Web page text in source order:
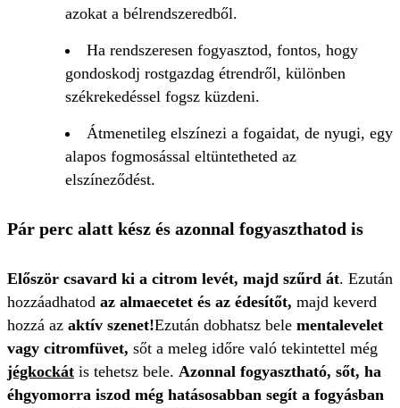
azokat a bélrendszeredből.
Ha rendszeresen fogyasztod, fontos, hogy
gondoskodj rostgazdag étrendről, különben
székrekedéssel fogsz küzdeni.
Átmenetileg elszínezi a fogaidat, de nyugi, egy
alapos fogmosással eltüntetheted az
elszíneződést.
Pár perc alatt kész és azonnal fogyaszthatod is
Először csavard ki a citrom levét, majd szűrd át. Ezután
hozzáadhatod az almaecetet és az édesítőt, majd keverd
hozzá az aktív szenet!Ezután dobhatsz bele mentalevelet
vagy citromfüvet, sőt a meleg időre való tekintettel még
jégkockát is tehetsz bele. Azonnal fogyasztható, sőt, ha
éhgyomorra iszod még hatásosabban segít a fogyásban